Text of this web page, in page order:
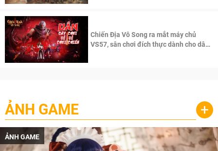
Chiến Địa Vô Song ra mắt máy chủ
VS57, sân chơi đích thực dành cho dân
ẢNH GAME +
ẢNH GAME